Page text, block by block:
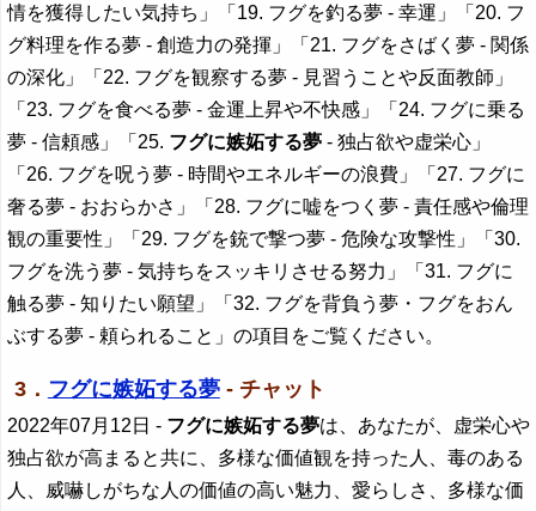
情を獲得したい気持ち」「19. フグを釣る夢 - 幸運」「20. フ
グ料理を作る夢 - 創造力の発揮」「21. フグをさばく夢 - 関係
の深化」「22. フグを観察する夢 - 見習うことや反面教師」
「23. フグを食べる夢 - 金運上昇や不快感」「24. フグに乗る
夢 - 信頼感」「25. フグに嫉妬する夢 - 独占欲や虚栄心」
「26. フグを呪う夢 - 時間やエネルギーの浪費」「27. フグに
奢る夢 - おおらかさ」「28. フグに嘘をつく夢 - 責任感や倫理
観の重要性」「29. フグを銃で撃つ夢 - 危険な攻撃性」「30.
フグを洗う夢 - 気持ちをスッキリさせる努力」「31. フグに
触る夢 - 知りたい願望」「32. フグを背負う夢・フグをおん
ぶする夢 - 頼られること」の項目をご覧ください。
3． フグに嫉妬する夢- チャット
2022年07月12日 - フグに嫉妬する夢は、あなたが、虚栄心や
独占欲が高まると共に、多様な価値観を持った人、毒のある
人、威嚇しがちな人の価値の高い魅力、愛らしさ、多様な価